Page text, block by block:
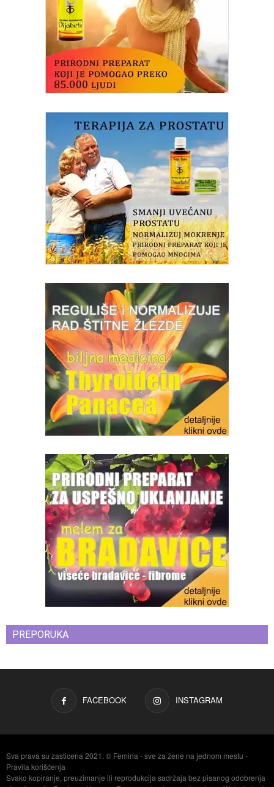
PREPORUKA
FACEBOOK INSTAGRAM
Sva prava su zasticena 2021. © Femina - sve za žene na jednom mestu -
Pravila korišćenja
Svako kopiranje, preuzimanje ili reprodukcija sadržaja bez pisanog odobrenja